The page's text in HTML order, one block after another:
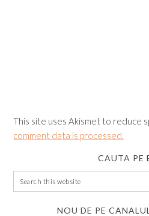
This site uses Akismet to reduce
comment data is processed.
CAUTA PE
NOU DE PE